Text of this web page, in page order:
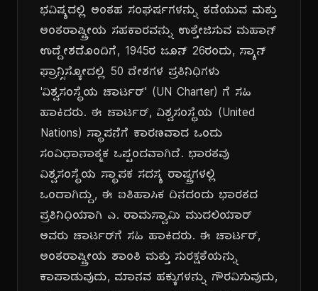
ಭವಿಷ್ಯದಲ್ಲಿ ಅಂತಹ ಸಂಘರ್ಷಗಳನ್ನು ತಡೆಯುವ ಮತ್ತು
ಅಂತರಾಷ್ಟ್ರೀಯ ಸಹಕಾರವನ್ನು ಉತ್ತೇಜಿಸುವ ಮಹಾನ್
ಉದ್ದೇಶದೊಂದಿಗೆ, 1945ರ ಜೂನ್ 26ರಂದು, ಸ್ಯಾನ್
ಫ್ರಾನ್ಸಿಸ್ಕೋದಲ್ಲಿ 50 ದೇಶಗಳ ಪ್ರತಿನಿಧಿಗಳು
'ವಿಶ್ವಸಂಸ್ಥೆಯ ಚಾರ್ಟರ್' (UN Charter) ಗೆ ಸಹಿ
ಹಾಕಿದರು. ಈ ಚಾರ್ಟರ್, ವಿಶ್ವಸಂಸ್ಥೆಯ (United
Nations) ಸ್ಥಾಪನೆಗೆ ಕಾರಣವಾದ ಒಂದು
ಸಂವಿಧಾನಾತ್ಮಕ ಒಪ್ಪಂದವಾಗಿದೆ. ಭಾರತವು
ವಿಶ್ವಸಂಸ್ಥೆಯ ಸ್ಥಾಪಕ ಸದಸ್ಯ ರಾಷ್ಟ್ರಗಳಲ್ಲಿ
ಒಂದಾಗಿದ್ದು, ಈ ಐತಿಹಾಸಿಕ ದಿನದಂದು ಭಾರತದ
ಪ್ರತಿನಿಧಿಯಾಗಿ ಎ. ರಾಮಸ್ವಾಮಿ ಮುದಲಿಯಾರ್
ಅವರು ಚಾರ್ಟರ್‌ಗೆ ಸಹಿ ಹಾಕಿದರು. ಈ ಚಾರ್ಟರ್,
ಅಂತರಾಷ್ಟ್ರೀಯ ಶಾಂತಿ ಮತ್ತು ಸುರಕ್ಷತೆಯನ್ನು
ಕಾಪಾಡುವುದು, ಮಾನವ ಹಕ್ಕುಗಳನ್ನು ಗೌರವಿಸುವುದು,